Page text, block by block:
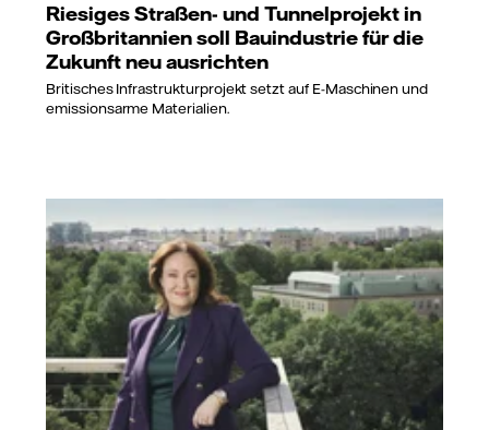
Riesiges Straßen- und Tunnelprojekt in
Großbritannien soll Bauindustrie für die
Zukunft neu ausrichten
Britisches Infrastrukturprojekt setzt auf E-Maschinen und
emissionsarme Materialien.